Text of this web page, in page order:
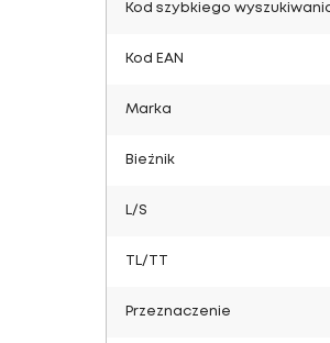
Kod szybkiego
Kod EAN
Marka
Bieżnik
L/S
TL/TT
Przeznaczenie